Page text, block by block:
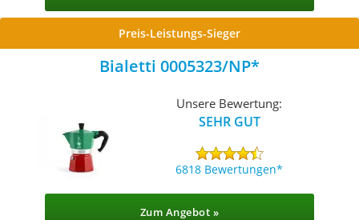
Preis-Leistungs-Sieger
Bialetti 0005323/NP
Unsere Bewertung:
SEHR GUT
6818 Bewertungen
Zum Angebot »